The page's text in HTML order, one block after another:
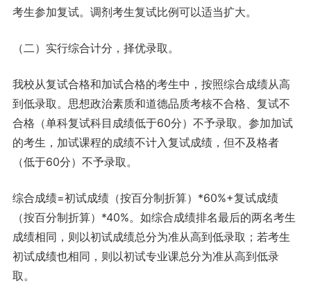
考生参加复试。调剂考生复试比例可以适当扩大。
（二）实行综合计分，择优录取。
我校从复试合格和加试合格的考生中，按照综合成绩从高
到低录取。思想政治素质和道德品质考核不合格、复试不
合格（单科复试科目成绩低于60分）不予录取。参加加试
的考生，加试课程的成绩不计入复试成绩，但不及格者
（低于60分）不予录取。
综合成绩=初试成绩（按百分制折算）*60%+复试成绩
（按百分制折算）*40%。如综合成绩排名最后的两名考生
成绩相同，则以初试成绩总分为准从高到低录取；若考生
初试成绩也相同，则以初试专业课总分为准从高到低录
取。